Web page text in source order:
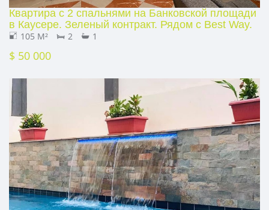
Квартира с 2 спальнями на Банковской площади
в Каусере. Зеленый контракт. Рядом с Best Way.
105 M² 2 1
$ 50 000